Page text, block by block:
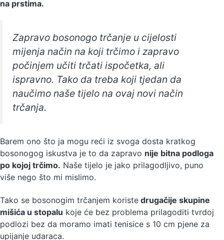
na prstima.
Zapravo bosonogo trčanje u cijelosti
mijenja način na koji trčimo i zapravo
počinjem učiti trčati ispočetka, ali
ispravno. Tako da treba koji tjedan da
naučimo naše tijelo na ovaj novi način
trčanja.
Barem ono što ja mogu reći iz svoga dosta kratkog
bosonogog iskustva je to da zapravo nije bitna podloga
po kojoj trčimo. Naše tijelo je jako prilagodljivo, puno
više nego što mi mislimo.
Tako se bosonogim trčanjem koriste drugačije skupine
mišića u stopalu koje će bez problema prilagoditi tvrdoj
podlozi bez da moramo imati tenisice s 10 cm pjene za
upijanje udaraca.